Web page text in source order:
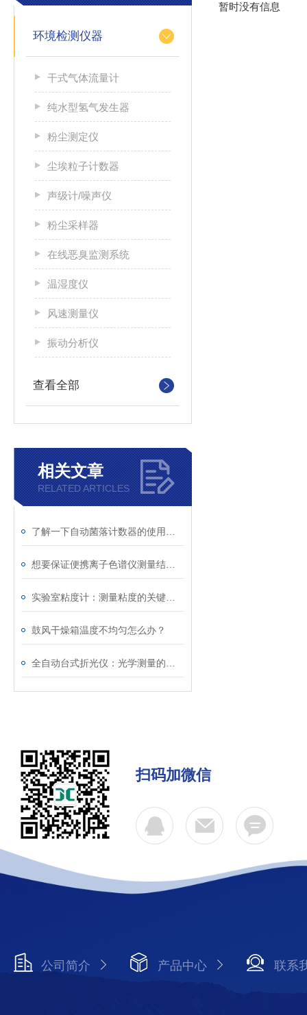
环境检测仪器
干式气体流量计
纯水型氢气发生器
粉尘测定仪
尘埃粒子计数器
声级计/噪声仪
粉尘采样器
在线恶臭监测系统
温湿度仪
风速测量仪
振动分析仪
查看全部
相关文章
RELATED ARTICLES
鼓风干燥箱温度不均匀怎么办？
暂时没有信息
扫码加微信
公司简介 产品中心 联系